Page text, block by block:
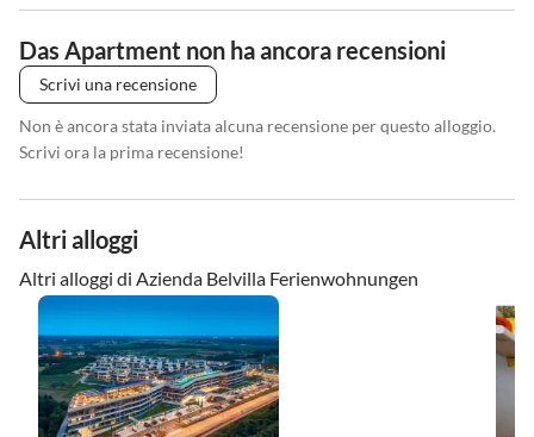
Das Apartment non ha ancora recensioni
Scrivi una recensione
Non è ancora stata inviata alcuna recensione per questo alloggio.
Scrivi ora la prima recensione!
Altri alloggi
Altri alloggi di Azienda Belvilla Ferienwohnungen